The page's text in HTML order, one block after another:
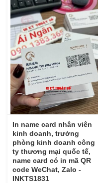
In name card nhân viên
kinh doanh, trưởng
phòng kinh doanh công
ty thương mại quốc tế,
name card có in mã QR
code WeChat, Zalo -
INKTS1831